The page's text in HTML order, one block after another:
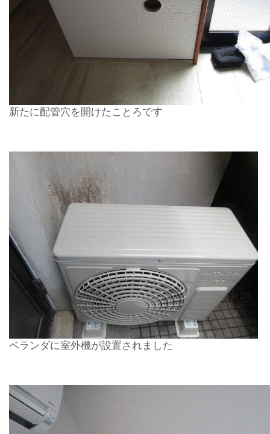
新たに配管穴を開けたことろです
ベランダに室外機が設置されました